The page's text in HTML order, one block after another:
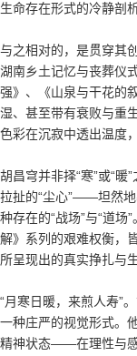
生命存在形式的冷静剖
与之相对的，是贯穿其
湖南乡土记忆与丧葬仪
强》、《山泉与干花的
湿、甚至带有衰败与重
色彩在沉寂中透出温度
胡昌穹并非择“寒”或“
拉扯的“尘心”——坦然
种存在的“战场”与“道
解》系列的艰难权衡，
所呈现出的真实挣扎与
“月寒日暖，来煎人寿”
一种庄严的视觉形式。
精神状态——在理性与